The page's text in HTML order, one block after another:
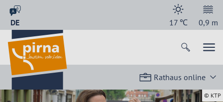
DE 17℃ 0,9 m
Rathaus online
© KTP